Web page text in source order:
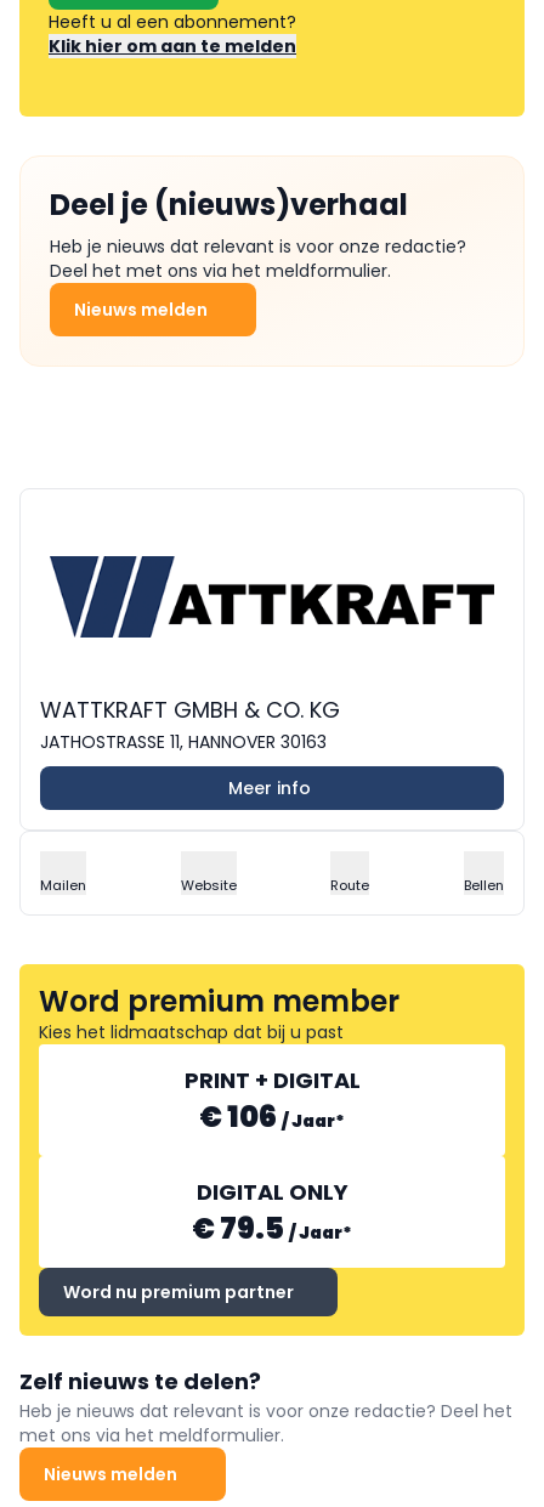
Heeft u al een abonnement?
Klik hier om aan te melden
Deel je (nieuws)verhaal
Heb je nieuws dat relevant is voor onze redactie?
Deel het met ons via het meldformulier.
Nieuws melden
WATTKRAFT GMBH & CO. KG
JATHOSTRASSE 11, HANNOVER 30163
Meer info
Mailen Website Route Bellen
Word premium member
Kies het lidmaatschap dat bij u past
PRINT + DIGITAL
€ 106 /Jaar*
DIGITAL ONLY
€ 79.5 /Jaar*
Word nu premium partner
Zelf nieuws te delen?
Heb je nieuws dat relevant is voor onze redactie? Deel het
met ons via het meldformulier.
Nieuws melden